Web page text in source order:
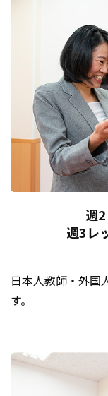
週
週3レ
日本人教師・外国
す。